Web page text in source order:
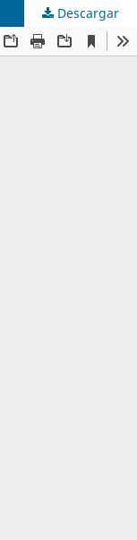
Descargar